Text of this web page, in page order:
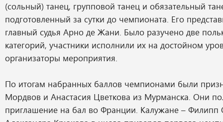
(сольный) танец, групповой танец и обязательный
подготовленный за сутки до чемпионата. Его
главный судья Арно де Жани. Было разучено две
категорий, участники исполнили их на достойном
организаторы мероприятия.
По итогам набранных баллов чемпионами были
Мордвов и Анастасия Цветкова из Мурманска. Они
приглашение на бал во Франции. Калужане – Филипп